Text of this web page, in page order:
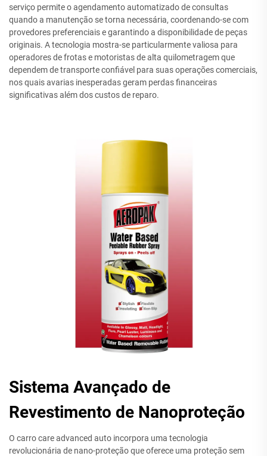
serviço permite o agendamento automatizado de consultas
quando a manutenção se torna necessária, coordenando-se com
provedores preferenciais e garantindo a disponibilidade de peças
originais. A tecnologia mostra-se particularmente valiosa para
operadores de frotas e motoristas de alta quilometragem que
dependem de transporte confiável para suas operações comerciais,
nos quais avarias inesperadas geram perdas financeiras
significativas além dos custos de reparo.
Sistema Avançado de
Revestimento de Nanoproteção
O carro care advanced auto incorpora uma tecnologia
revolucionária de nano-proteção que oferece uma proteção sem